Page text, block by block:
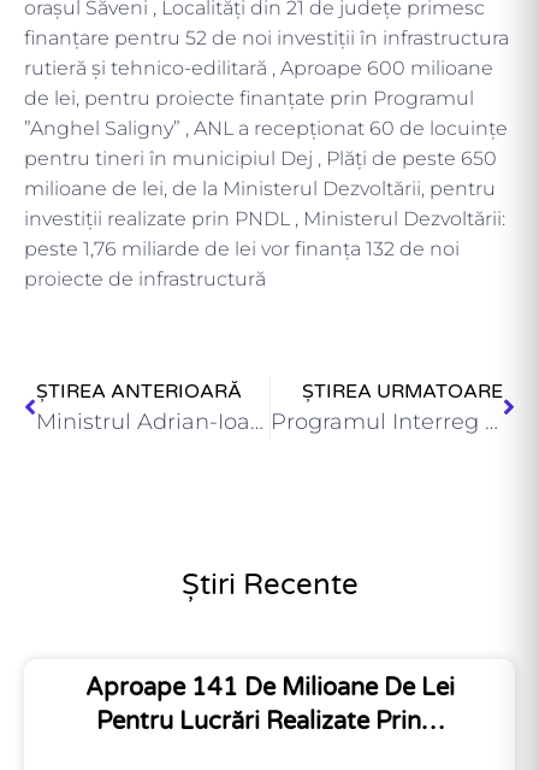
orașul Săveni , Localități din 21 de județe primesc
finanțare pentru 52 de noi investiții în infrastructura
rutieră și tehnico-edilitară , Aproape 600 milioane
de lei, pentru proiecte finanțate prin Programul
”Anghel Saligny” , ANL a recepţionat 60 de locuinţe
pentru tineri în municipiul Dej , Plăți de peste 650
milioane de lei, de la Ministerul Dezvoltării, pentru
investiții realizate prin PNDL , Ministerul Dezvoltării:
peste 1,76 miliarde de lei vor finanța 132 de noi
proiecte de infrastructură
ȘTIREA ANTERIOARĂ
Ministrul Adrian-Ioan Veștea: peste 392 milioane de lei vor finanța…
ȘTIREA URMATOARE
Programul Interreg IPA România-Serbia lansează procesul de consultare a cetățenilor…
Știri Recente
Aproape 141 De Milioane De Lei
Pentru Lucrări Realizate Prin…